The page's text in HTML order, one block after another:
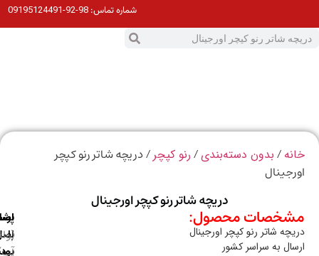
شماره تماس:98-92-09195124491
/بدون دسته‌بندی/رنو کپچر / دریچه شاتر رنو کپچر
دریچه شاتر رنو کپچر اورجینال
محصول:
شاتر رنو کپچر اورجینال
به سراسر کشور
اصالت
پشتیبانی
(واتس